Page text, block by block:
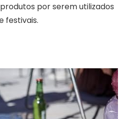
por serem utilizados
festivais.